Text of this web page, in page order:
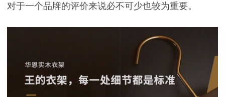
对于一个品牌的评价来说必不可少也较为重要。